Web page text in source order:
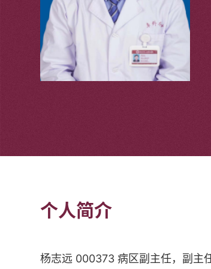
个人简介
杨志远 000373 病区副主任，副主